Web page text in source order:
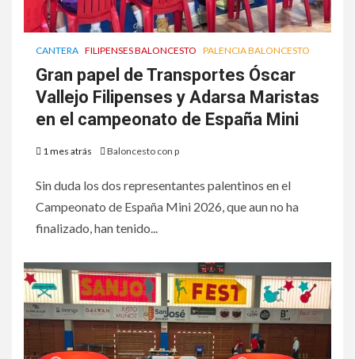
CANTERA FILIPENSES BALONCESTO PALENCIA BALONCESTO
Gran papel de Transportes Óscar
Vallejo Filipenses y Adarsa Maristas
en el campeonato de España Mini
1 mes atrás Baloncesto con p
Sin duda los dos representantes palentinos en el
Campeonato de España Mini 2026, que aun no ha
finalizado, han tenido...